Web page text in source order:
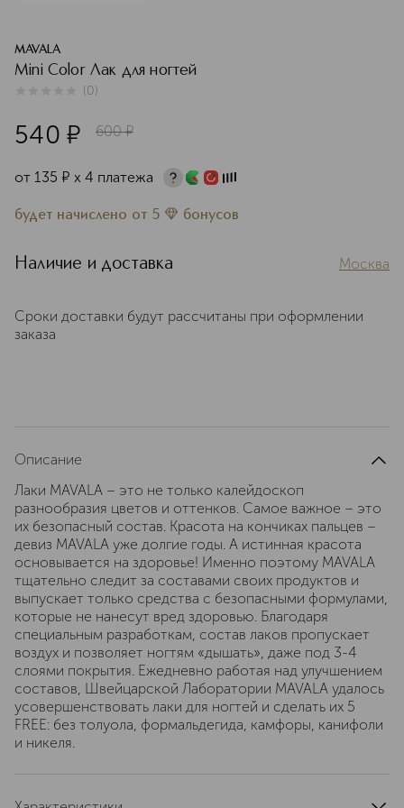
MAVALA
Mini Color Лак для ногтей
(0)
540 ¤ 600 ¤
от 135 ¤ х 4 платежа
будет начислено от 5 бонусов
Наличие и доставка Москва
Сроки доставки будут рассчитаны при оформлении
заказа
Описание
Лаки MAVALA – это не только калейдоскоп
разнообразия цветов и оттенков. Самое важное – это
их безопасный состав. Красота на кончиках пальцев –
девиз MAVALA уже долгие годы. А истинная красота
основывается на здоровье! Именно поэтому MAVALA
тщательно следит за составами своих продуктов и
выпускает только средства с безопасными формулами,
которые не нанесут вред здоровью. Благодаря
специальным разработкам, состав лаков пропускает
воздух и позволяет ногтям «дышать», даже под 3-4
слоями покрытия. Ежедневно работая над улучшением
составов, Швейцарской Лаборатории MAVALA удалось
усовершенствовать лаки для ногтей и сделать их 5
FREE: без толуола, формальдегида, камфоры, канифоли
и никеля.